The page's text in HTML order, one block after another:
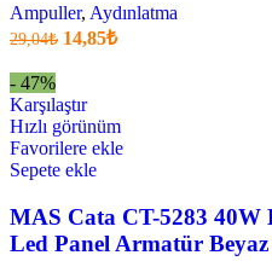
Ampuller, Aydınlatma
29,04₺ Orijinal
14,85₺Şu
.
- 47%
Karşılaştır
Hızlı görünüm
Favorilere ekle
Sepete ekle
MAS Cata CT-5283 40W
Led Panel Armatür Beyaz